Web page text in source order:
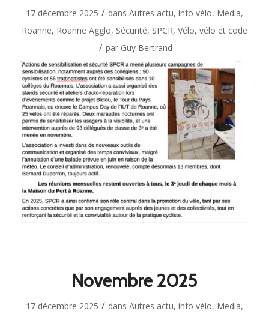
17 décembre 2025 / dans Autres actu, info vélo, Media,
Roanne, Roanne Agglo, Sécurité, SPCR, Vélo, vélo et code
/ par Guy Bertrand
Novembre 2025
17 décembre 2025 / dans Autres actu, info vélo, Media,